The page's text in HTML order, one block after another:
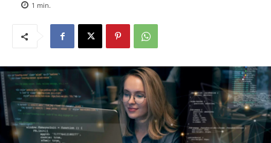
1 min.